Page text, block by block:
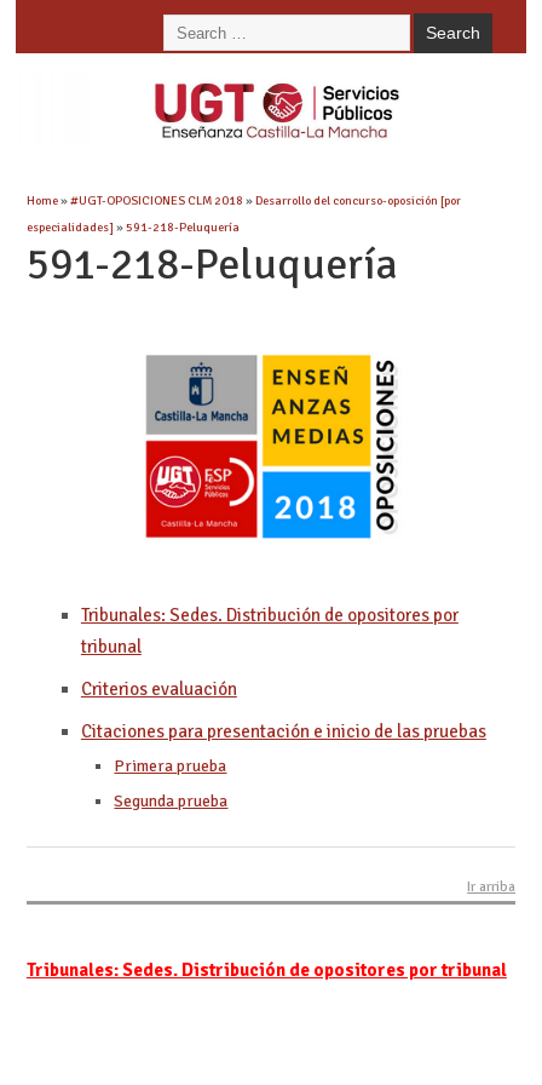
Home»#UGT-OPOSICIONES CLM 2018 »Desarrollo del concurso-oposición [por
especialidades] »591-218-Peluquería
591-218-Peluquería
Tribunales: Sedes. Distribución de opositores por
tribunal
Criterios evaluación
Citaciones para presentación e inicio de las pruebas
Primera prueba
Segunda prueba
Ir arriba
Tribunales: Sedes. Distribución de opositores por tribunal